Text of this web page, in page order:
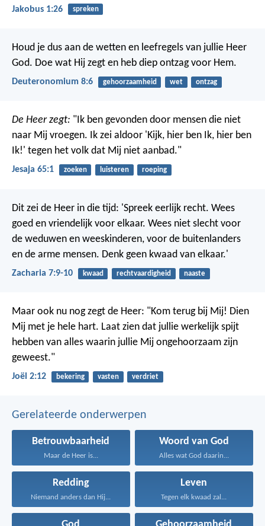
Jakobus 1:26 spreken
Houd je dus aan de wetten en leefregels van jullie Heer
God. Doe wat Hij zegt en heb diep ontzag voor Hem.
Deuteronomium 8:6 gehoorzaamheid wet ontzag
De Heer zegt: "Ik ben gevonden door mensen die niet
naar Mij vroegen. Ik zei aldoor 'Kijk, hier ben Ik, hier ben
Ik!' tegen het volk dat Mij niet aanbad."
Jesaja 65:1 zoeken luisteren roeping
Dit zei de Heer in die tijd: 'Spreek eerlijk recht. Wees
goed en vriendelijk voor elkaar. Wees niet slecht voor
de weduwen en weeskinderen, voor de buitenlanders
en de arme mensen. Denk geen kwaad van elkaar.'
Zacharia 7:9-10 kwaad rechtvaardigheid naaste
Maar ook nu nog zegt de Heer: "Kom terug bij Mij! Dien
Mij met je hele hart. Laat zien dat jullie werkelijk spijt
hebben van alles waarin jullie Mij ongehoorzaam zijn
geweest."
Joël 2:12 bekering vasten verdriet
Gerelateerde onderwerpen
Betrouwbaarheid
Maar de Heer is...
Woord van God
Alles wat God daarin...
Redding
Niemand anders dan Hij...
Leven
Tegen elk kwaad zal...